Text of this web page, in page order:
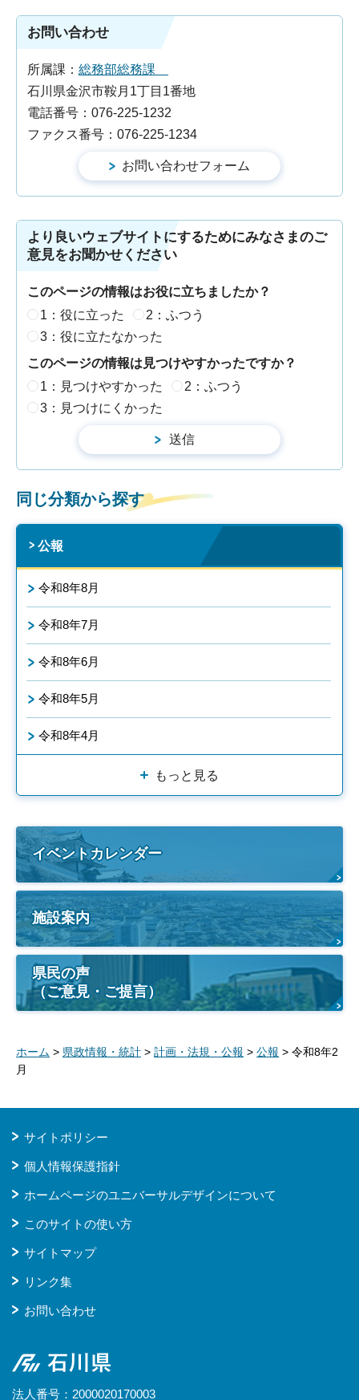
お問い合わせ
所属課： 総務部総務課
石川県金沢市鞍月1丁目1番地
電話番号：076-225-1232
ファクス番号：076-225-1234
より良いウェブサイトにするためにみなさまのご
意見をお聞かせください
このページの情報はお役に立ちましたか？
1：役に立った
2：ふつう
3：役に立たなかった
このページの情報は見つけやすかったですか？
1：見つけやすかった
2：ふつう
3：見つけにくかった
同じ分類から探す
公報
令和8年8月
令和8年7月
令和8年6月
令和8年5月
令和8年4月
もっと見る
イベントカレンダー
施設案内
県民の声
（ご意見・ご提言）
ホーム > 県政情報・統計 > 計画・法規・公報 > 公報 > 令和8年2
月
サイトポリシー
個人情報保護指針
ホームページのユニバーサルデザインについて
このサイトの使い方
サイトマップ
リンク集
お問い合わせ
石川県
法人番号：2000020170003